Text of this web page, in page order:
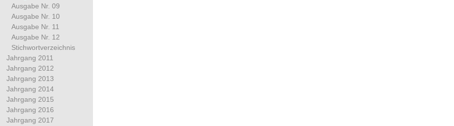
Ausgabe Nr. 09
Ausgabe Nr. 10
Ausgabe Nr. 11
Ausgabe Nr. 12
Stichwortverzeichnis
Jahrgang 2011
Jahrgang 2012
Jahrgang 2013
Jahrgang 2014
Jahrgang 2015
Jahrgang 2016
Jahrgang 2017